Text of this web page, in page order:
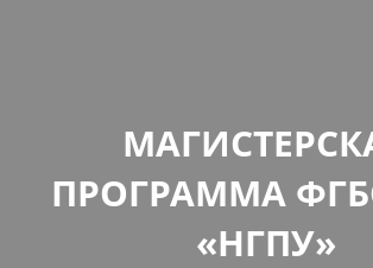
ПРОГРАММА
«НГПУ»